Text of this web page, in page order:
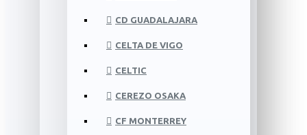
CD GUADALAJARA
CELTA DE VIGO
CELTIC
CEREZO OSAKA
CF MONTERREY